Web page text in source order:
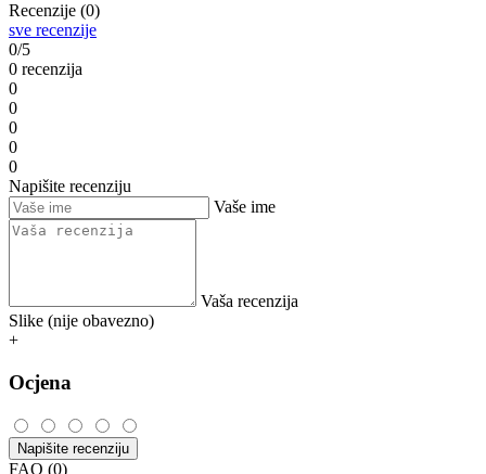
Recenzije (0)
sve recenzije
0/5
0 recenzija
0
0
0
0
0
Napišite recenziju
Vaše ime
Vaša recenzija
Slike (nije obavezno)
+
Ocjena
Napišite recenziju
FAQ (0)